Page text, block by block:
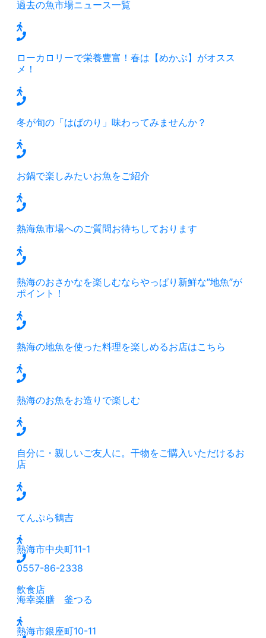
過去の魚市場ニュース一覧
ローカロリーで栄養豊富！春は【めかぶ】がオスス
メ！
冬が旬の「はばのり」味わってみませんか？
お鍋で楽しみたいお魚をご紹介
熱海魚市場へのご質問お待ちしております
熱海のおさかなを楽しむならやっぱり新鮮な”地魚”が
ポイント！
熱海の地魚を使った料理を楽しめるお店はこちら
熱海のお魚をお造りで楽しむ
自分に・親しいご友人に。干物をご購入いただけるお
店
てんぷら鶴吉
熱海市中央町11-1
0557-86-2338
飲食店
海幸楽膳 釜つる
熱海市銀座町10-11